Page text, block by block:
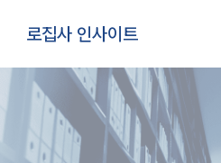
로집사 인사이트